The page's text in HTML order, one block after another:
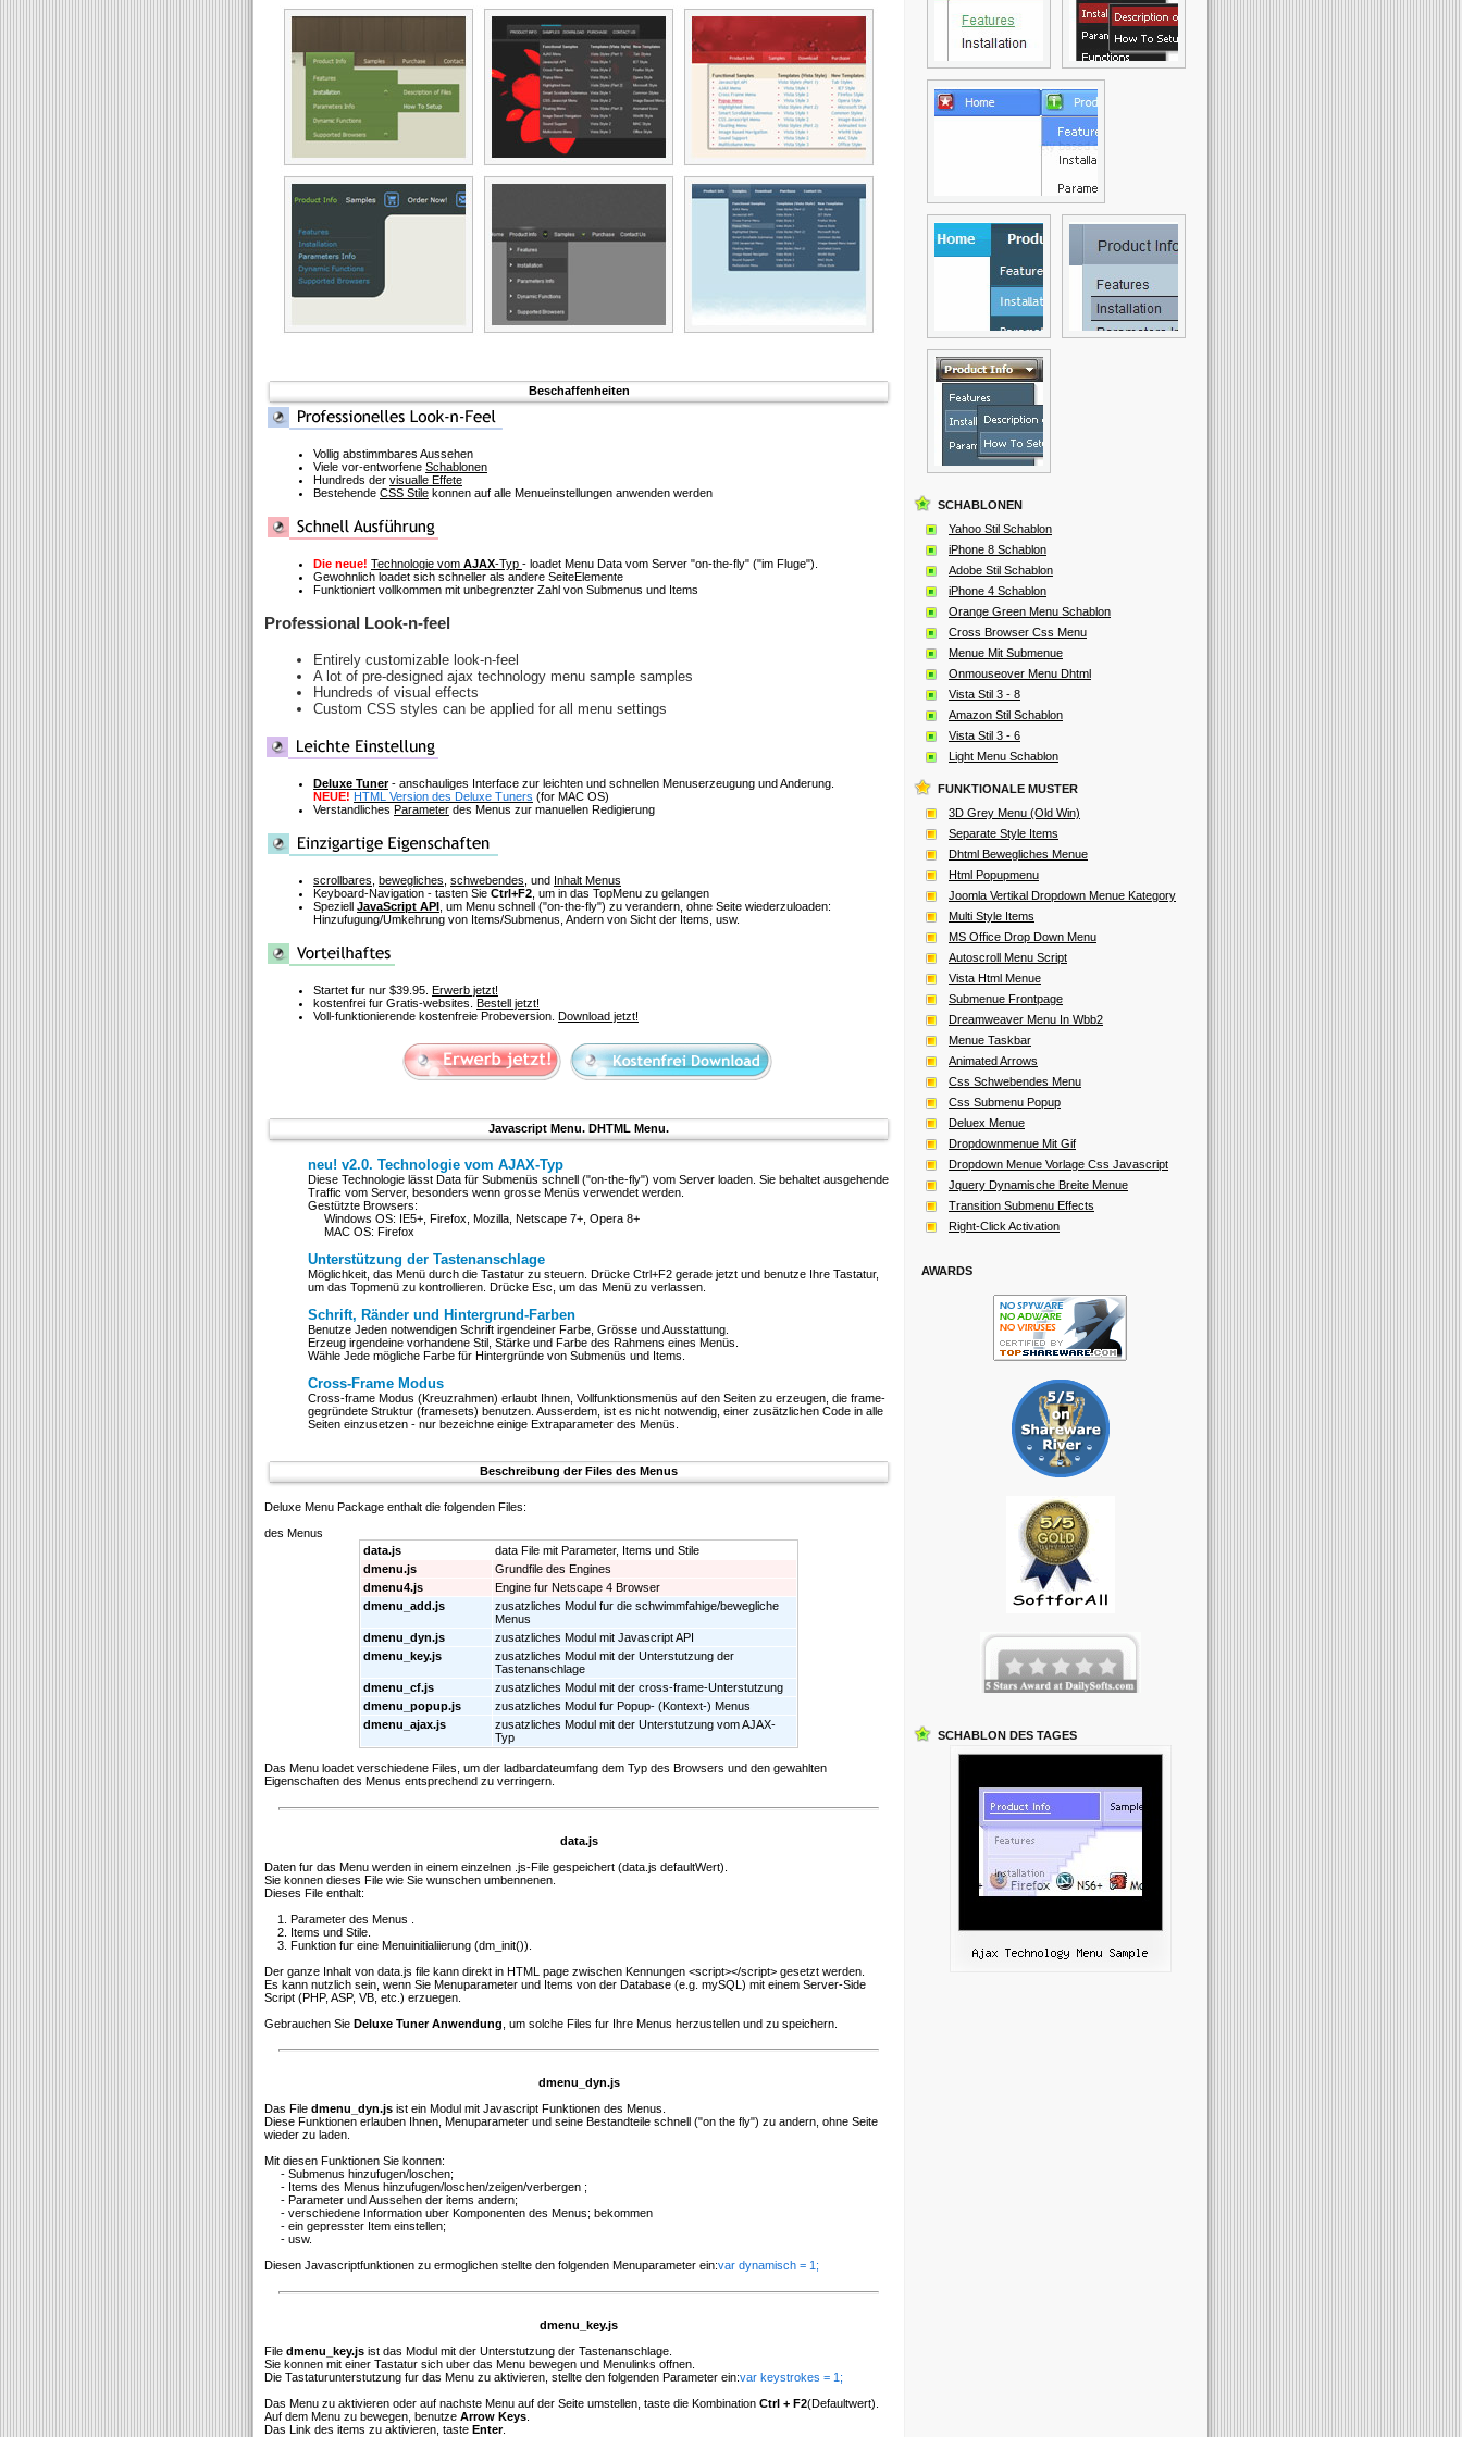
Beschaffenheiten
Vollig abstimmbares Aussehen
Viele vor-entworfene Schablonen
Hundreds der visualle Effete
Bestehende CSS Stile konnen auf alle Menueinstellungen anwenden werden
Die neue! Technologie vom AJAX-Typ - loadet Menu Data vom Server "on-the-fly" ("im Fluge")
Gewohnlich loadet sich schneller als andere SeiteElemente
Funktioniert vollkommen mit unbegrenzter Zahl von Submenus und Items
Professional Look-n-feel
Entirely customizable look-n-feel
A lot of pre-designed ajax technology menu sample samples
Hundreds of visual effects
Custom CSS styles can be applied for all menu settings
Deluxe Tuner- anschauliges Interface zur leichten und schnellen Menuserzeugung und Anderung.
NEUE! HTML Version des Deluxe Tuners (for MAC OS)
Verstandliches Parameter des Menus zur manuellen Redigierung
scrollbares bewegliches schwebendes , und Inhalt Menus
Keyboard-Navigation - tasten Sie Ctrl+F2 , um in das TopMenu zu gelangen
Speziell JavaScript API , um Menu schnell ("on-the-fly") zu verandern, ohne Seite wiederzuloaden:
Hinzufugung/Umkehrung von Items/Submenus, Andern von Sicht der Items, usw.
Startet fur nur $39.95. Erwerb jetzt!
kostenfrei fur Gratis-websites. Bestell jetzt!
Voll-funktionierende kostenfreie Probeversion. Download jetzt!
Javascript Menu. DHTML Menu.
neu! v2.0. Technologie vom AJAX-Typ
Diese Technologie lässt Data für Submenüs schnell ("on-the-fly") vom Server loaden. Sie behaltet ausgehende
Traffic vom Server, besonders wenn grosse Menüs verwendet werden.
Gestützte Browsers:
Windows OS: IE5+, Firefox, Mozilla, Netscape 7+, Opera 8+
MAC OS: Firefox
Unterstützung der Tastenanschlage
Möglichkeit, das Menü durch die Tastatur zu steuern. Drücke Ctrl+F2 gerade jetzt und benutze Ihre Tastatur,
um das Topmenü zu kontrollieren. Drücke Esc, um das Menü zu verlassen.
Schrift, Ränder und Hintergrund-Farben
Benutze Jeden notwendigen Schrift irgendeiner Farbe, Grösse und Ausstattung.
Erzeug irgendeine vorhandene Stil, Stärke und Farbe des Rahmens eines Menüs.
Wähle Jede mögliche Farbe für Hintergründe von Submenüs und Items.
Cross-Frame Modus
Cross-frame Modus (Kreuzrahmen) erlaubt Ihnen, Vollfunktionsmenüs auf den Seiten zu erzeugen, die frame-
gegründete Struktur (framesets) benutzen. Ausserdem, ist es nicht notwendig, einer zusätzlichen Code in alle
Seiten einzusetzen - nur bezeichne einige Extraparameter des Menüs.
Beschreibung der Files des Menus
Deluxe Menu Package enthalt die folgenden Files:
des Menus
data.js
data File mit Parameter, Items und Stile
dmenu.js
Grundfile des Engines
dmenu4.js
Engine fur Netscape 4 Browser
dmenu_add.js
zusatzliches Modul fur die schwimmfahige/bewegliche
Menus
dmenu_dyn.js
zusatzliches Modul mit Javascript API
dmenu_key.js
zusatzliches Modul mit der Unterstutzung der
Tastenanschlage
dmenu_cf.js
zusatzliches Modul mit der cross-frame-Unterstutzung
dmenu_popup.js
zusatzliches Modul fur Popup- (Kontext-) Menus
dmenu_ajax.js
zusatzliches Modul mit der Unterstutzung vom AJAX-
Typ
Das Menu loadet verschiedene Files, um der ladbardateumfang dem Typ des Browsers und den gewahlten
Eigenschaften des Menus entsprechend zu verringern.
data.js
Daten fur das Menu werden in einem einzelnen .js-File gespeichert (data.js defaultWert).
Sie konnen dieses File wie Sie wunschen umbennenen.
Dieses File enthalt:
1. Parameter des Menus .
2. Items und Stile.
3. Funktion fur eine Menuinitialiierung (dm_init()).
Der ganze Inhalt von data.js file kann direkt in HTML page zwischen Kennungen <script></script> gesetzt werden.
Es kann nutzlich sein, wenn Sie Menuparameter und Items von der Database (e.g. mySQL) mit einem Server-Side
Script (PHP, ASP, VB, etc.) erzuegen.
Gebrauchen Sie Deluxe Tuner Anwendung , um solche Files fur Ihre Menus herzustellen und zu speichern.
dmenu_dyn.js
Das File dmenu_dyn.js ist ein Modul mit Javascript Funktionen des Menus.
Diese Funktionen erlauben Ihnen, Menuparameter und seine Bestandteile schnell ("on the fly") zu andern, ohne Seite
wieder zu laden.
Mit diesen Funktionen Sie konnen:
- Submenus hinzufugen/loschen;
- Items des Menus hinzufugen/loschen/zeigen/verbergen ;
- Parameter und Aussehen der items andern;
- verschiedene Information uber Komponenten des Menus; bekommen
- ein gepresster Item einstellen;
- usw.
Diesen Javascriptfunktionen zu ermoglichen stellte den folgenden Menuparameter ein:var dynamisch = 1;
dmenu_key.js
File dmenu_key.js ist das Modul mit der Unterstutzung der Tastenanschlage.
Sie konnen mit einer Tastatur sich uber das Menu bewegen und Menulinks offnen.
Die Tastaturunterstutzung fur das Menu zu aktivieren, stellte den folgenden Parameter ein:var keystrokes = 1;
Das Menu zu aktivieren oder auf nachste Menu auf der Seite umstellen, taste die Kombination Ctrl + F2(Defaultwert).
Auf dem Menu zu bewegen, benutze Arrow Keys
Das Link des items zu aktivieren, taste Enter.
SCHABLONEN
Yahoo Stil Schablon
iPhone 8 Schablon
Adobe Stil Schablon
iPhone 4 Schablon
Orange Green Menu Schablon
Cross Browser Css Menu
Menue Mit Submenue
Onmouseover Menu Dhtml
Vista Stil 3 - 8
Amazon Stil Schablon
Vista Stil 3 - 6
Light Menu Schablon
FUNKTIONALE MUSTER
3D Grey Menu (Old Win)
Separate Style Items
Dhtml Bewegliches Menue
Html Popupmenu
Joomla Vertikal Dropdown Menue Kategory
Multi Style Items
MS Office Drop Down Menu
Autoscroll Menu Script
Vista Html Menue
Submenue Frontpage
Dreamweaver Menu In Wbb2
Menue Taskbar
Animated Arrows
Css Schwebendes Menu
Css Submenu Popup
Deluex Menue
Dropdownmenue Mit Gif
Dropdown Menue Vorlage Css Javascript
Jquery Dynamische Breite Menue
Transition Submenu Effects
Right-Click Activation
AWARDS
SCHABLON DES TAGES